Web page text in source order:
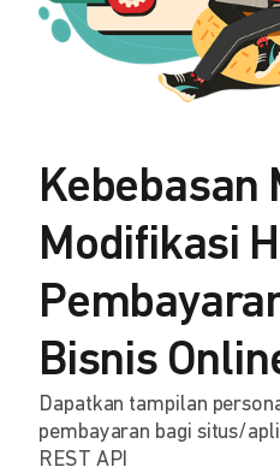
Kebebasan
Modifikasi
Bisnis
Dapatkan tampilan
pembayaran bagi situs/
REST API